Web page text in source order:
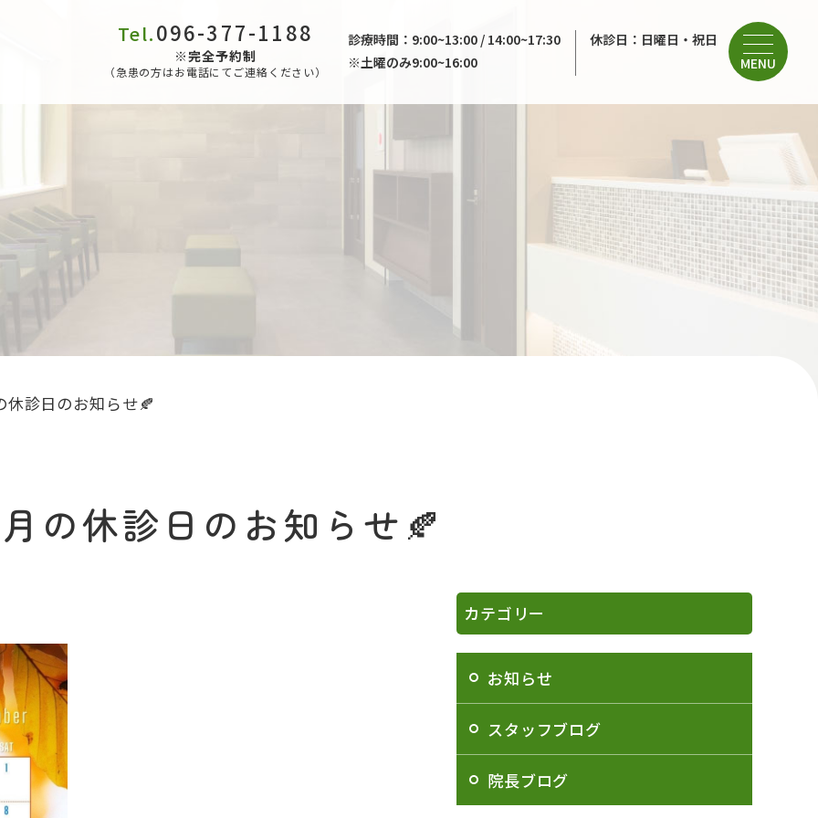
Tel.096-377-1188
※完全予約制
（急患の方はお電話にてご連絡ください）
診療時間：9:00~13:00 / 14:00~17:30
※土曜のみ9:00~16:00
休診日：日曜日・祝日
MENU
休診日のお知らせ🍂
の休診日のお知らせ🍂
カテゴリー
お知らせ
スタッフブログ
院長ブログ